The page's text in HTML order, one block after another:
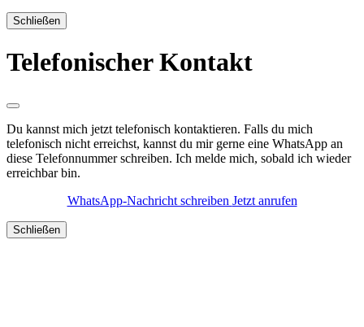
Schließen
Telefonischer Kontakt
Du kannst mich jetzt telefonisch kontaktieren. Falls du mich
telefonisch nicht erreichst, kannst du mir gerne eine WhatsApp an
diese Telefonnummer schreiben. Ich melde mich, sobald ich wieder
erreichbar bin.
WhatsApp-Nachricht schreiben Jetzt anrufen
Schließen